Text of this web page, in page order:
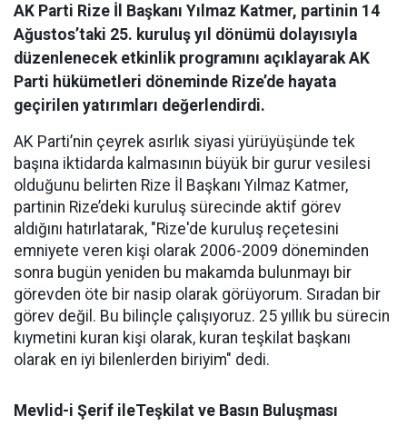
AK Parti Rize İl Başkanı Yılmaz Katmer, partinin 14
Ağustos’taki 25. kuruluş yıl dönümü dolayısıyla
düzenlenecek etkinlik programını açıklayarak AK
Parti hükümetleri döneminde Rize’de hayata
geçirilen yatırımları değerlendirdi.
AK Parti’nin çeyrek asırlık siyasi yürüyüşünde tek
başına iktidarda kalmasının büyük bir gurur vesilesi
olduğunu belirten Rize İl Başkanı Yılmaz Katmer,
partinin Rize’deki kuruluş sürecinde aktif görev
aldığını hatırlatarak, "Rize'de kuruluş reçetesini
emniyete veren kişi olarak 2006-2009 döneminden
sonra bugün yeniden bu makamda bulunmayı bir
görevden öte bir nasip olarak görüyorum. Sıradan bir
görev değil. Bu bilinçle çalışıyoruz. 25 yıllık bu sürecin
kıymetini kuran kişi olarak, kuran teşkilat başkanı
olarak en iyi bilenlerden biriyim" dedi.
Mevlid-i Şerif ileTeşkilat ve Basın Buluşması